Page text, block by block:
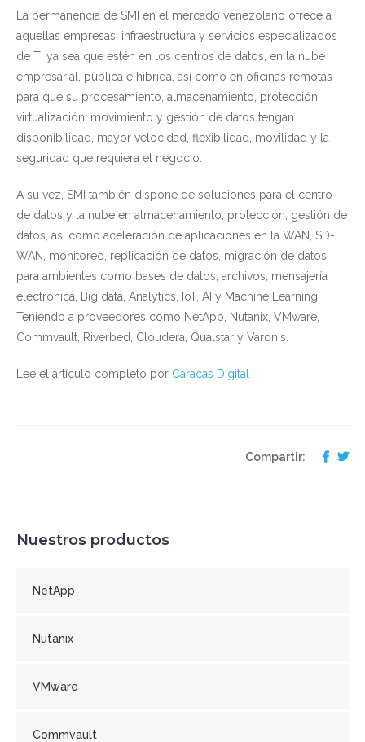
La permanencia de SMI en el mercado venezolano ofrece a
aquellas empresas, infraestructura y servicios especializados
de TI ya sea que estén en los centros de datos, en la nube
empresarial, pública e híbrida, así como en oficinas remotas
para que su procesamiento, almacenamiento, protección,
virtualización, movimiento y gestión de datos tengan
disponibilidad, mayor velocidad, flexibilidad, movilidad y la
seguridad que requiera el negocio.
A su vez, SMI también dispone de soluciones para el centro
de datos y la nube en almacenamiento, protección, gestión de
datos, así como aceleración de aplicaciones en la WAN, SD-
WAN, monitoreo, replicación de datos, migración de datos
para ambientes como bases de datos, archivos, mensajería
electrónica, Big data, Analytics, IoT, AI y Machine Learning.
Teniendo a proveedores como NetApp, Nutanix, VMware,
Commvault, Riverbed, Cloudera, Qualstar y Varonis.
Lee el artículo completo por Caracas Digital
Compartir:
Nuestros productos
NetApp
Nutanix
VMware
Commvault